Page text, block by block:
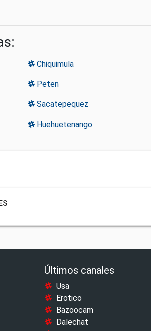
Chiquimula
Peten
Sacatepequez
Huehuetenango
Últimos canales
Usa
Erotico
Bazoocam
Dalechat